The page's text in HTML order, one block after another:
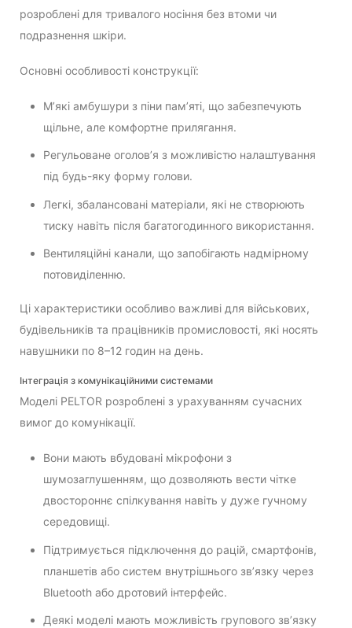
розроблені для тривалого носіння без втоми чи
подразнення шкіри.
Основні особливості конструкції:
М’які амбушури з піни пам’яті, що забезпечують
щільне, але комфортне прилягання.
Регульоване оголов’я з можливістю налаштування
під будь-яку форму голови.
Легкі, збалансовані матеріали, які не створюють
тиску навіть після багатогодинного використання.
Вентиляційні канали, що запобігають надмірному
потовиділенню.
Ці характеристики особливо важливі для військових,
будівельників та працівників промисловості, які носять
навушники по 8–12 годин на день.
Інтеграція з комунікаційними системами
Моделі PELTOR розроблені з урахуванням сучасних
вимог до комунікації.
Вони мають вбудовані мікрофони з
шумозаглушенням, що дозволяють вести чітке
двостороннє спілкування навіть у дуже гучному
середовищі.
Підтримується підключення до рацій, смартфонів,
планшетів або систем внутрішнього зв’язку через
Bluetooth або дротовий інтерфейс.
Деякі моделі мають можливість групового зв’язку